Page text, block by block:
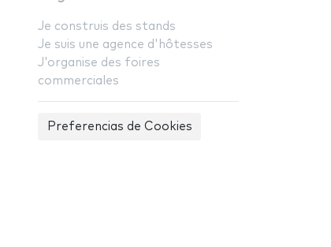
Je construis des stands
Je suis une agence d'hôtesses
J'organise des foires
commerciales
Preferencias de Cookies